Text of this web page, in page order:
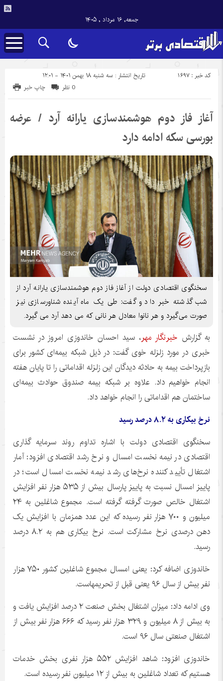
جمعه, ۱۶ مرداد , ۱۴۰۵
تاریخ انتشار : سه شنبه ۱۸ بهمن ۱۴۰۱ - ۱۲:۰۱ کد خبر : 1697
چاپ خبر 0 نظر
آغاز فاز دوم هوشمندسازی یارانه آرد / عرضه
بورسی سکه ادامه دارد
سخنگوی اقتصادی دولت از آغاز فاز دوم هوشمندسازی یارانه آرد از
شب گذشته خبر داد و گفت: طی یک ماه آینده شناورسازی نیز
صورت می‌گیرد و هر نانوا معادل هر نانی که می دهد آرد می گیرد.
به گزارش خبرنگار مهر، سید احسان خاندوزی امروز در نشست
خبری در مورد زلزله خوی گفت: در ذیل شبکه بیمه‌ای کشور برای
بازپرداخت بیمه به حادثه دیدگان این زلزله اقداماتی را تا پایان هفته
انجام خواهیم داد. علاوه بر شبکه بیمه صندوق حوادث بیمه‌ای
ساختمان هم اقداماتی را انجام خواهد داد.
نرخ بیکاری به ۸.۲ درصد رسید
سخنگوی اقتصادی دولت با اشاره تداوم روند سرمایه گذاری
اقتصادی در نیمه نخست امسال و نرخ رشد اقتصادی افزود: آمار
اشتغال تأیید کننده نرخ‌های رشد نیمه نخست امسال است؛ در
پاییز امسال نسبت به پاییز پارسال بیش از ۵۳۵ هزار نفر افزایش
اشتغال خالص صورت گرفته گرفته است. مجموع شاغلین به ۲۴
میلیون و ۷۰۰ هزار نفر رسیده که این عدد همزمان با افزایش یک
دهن درصدی نرخ مشارکت است. نرخ بیکاری هم به ۸.۲ درصد
رسید.
خاندوزی
اضافه کرد: یعنی امسال مجموع شاغلین کشور ۷۵۰ هزار
نفر بیش از سال ۹۶ یعنی قبل از
تحریمهاست.
وی ادامه داد: میزان اشتغال بخش صنعت ۲ درصد افزایش یافت و
به بیش از ۸ میلیون و ۳۲۹ هزار نفر رسید که ۶۶۶ هزار نفر بیش از
اشتغال صنعتی سال ۹۶ است.
خاندوزی
افزود: شاهد افزایش ۵۵۲ هزار نفری بخش خدمات
هستیم که تعداد شاغلین به بیش از ۱۲ میلیون نفر رسیده است.